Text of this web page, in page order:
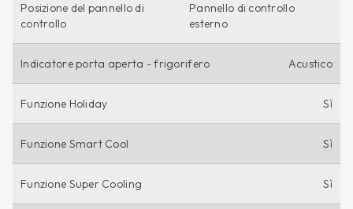
Posizione del pannello di
controllo
Pannello di controllo
esterno
Indicatore porta aperta - frigorifero Acustico
Funzione Holiday Sì
Funzione Smart Cool Sì
Funzione Super Cooling Sì